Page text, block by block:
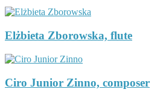
Elżbieta Zborowska, flute
Ciro Junior Zinno, composer